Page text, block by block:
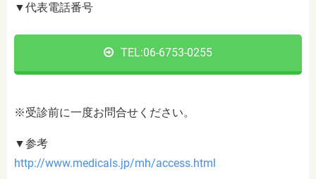
▼代表電話番号
TEL:06-6753-0255
※受診前に一度お問合せください。
▼参考
http://www.medicals.jp/mh/access.html